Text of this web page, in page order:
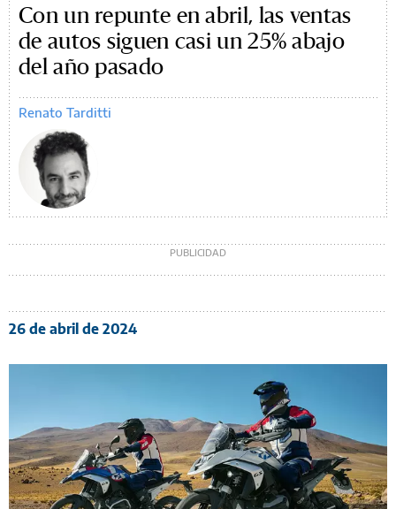
Con un repunte en abril, las ventas
de autos siguen casi un 25% abajo
del año pasado
Renato Tarditti
26 de abril de 2024